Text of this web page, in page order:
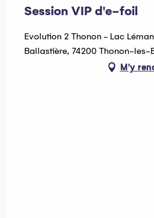
Session VIP d'e-foil
Evolution 2 Thonon - Lac
Ballastière, 74200 Thonon-les-
M'y